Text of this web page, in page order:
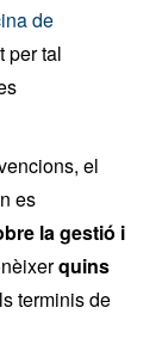
de
per tal
el
es
la gestió i
quins
terminis de